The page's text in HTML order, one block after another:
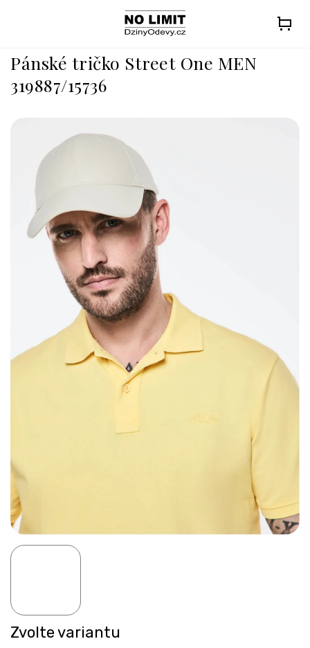
Pánské tričko Street One MEN
319887/15736
Zvolte variantu